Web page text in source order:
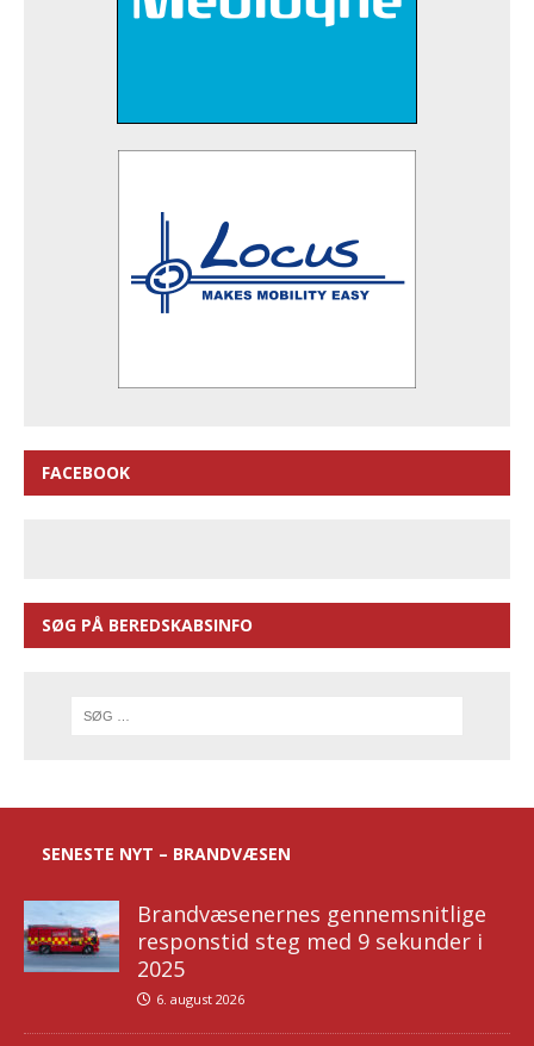
FACEBOOK
SØG PÅ BEREDSKABSINFO
SENESTE NYT – BRANDVÆSEN
Brandvæsenernes gennemsnitlige
responstid steg med 9 sekunder i
2025
6. august 2026